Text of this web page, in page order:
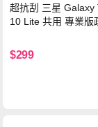
超抗刮 三星 Galaxy
10 Lite 共用 專業版
$299